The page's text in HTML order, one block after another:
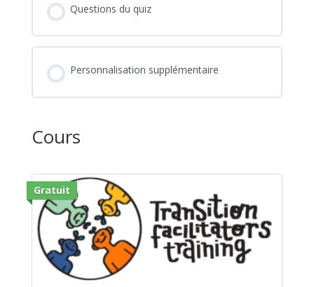
Questions du quiz
Personnalisation supplémentaire
Cours
Gratuit